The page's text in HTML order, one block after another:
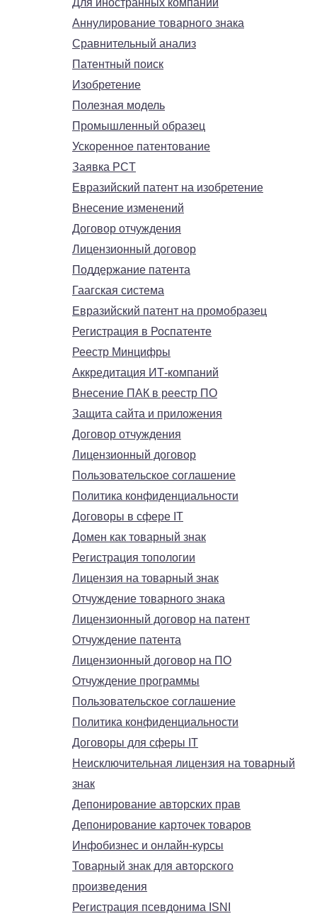
Для иностранных компаний
Аннулирование товарного знака
Сравнительный анализ
Патентный поиск
Изобретение
Полезная модель
Промышленный образец
Ускоренное патентование
Заявка PCT
Евразийский патент на изобретение
Внесение изменений
Договор отчуждения
Лицензионный договор
Поддержание патента
Гаагская система
Евразийский патент на промобразец
Регистрация в Роспатенте
Реестр Минцифры
Аккредитация ИТ-компаний
Внесение ПАК в реестр ПО
Защита сайта и приложения
Договор отчуждения
Лицензионный договор
Пользовательское соглашение
Политика конфиденциальности
Договоры в сфере IT
Домен как товарный знак
Регистрация топологии
Лицензия на товарный знак
Отчуждение товарного знака
Лицензионный договор на патент
Отчуждение патента
Лицензионный договор на ПО
Отчуждение программы
Пользовательское соглашение
Политика конфиденциальности
Договоры для сферы IT
Неисключительная лицензия на товарный
знак
Депонирование авторских прав
Депонирование карточек товаров
Инфобизнес и онлайн-курсы
Товарный знак для авторского
произведения
Регистрация псевдонима ISNI